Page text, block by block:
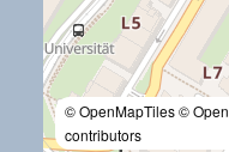
© OpenMapTiles©
contributors